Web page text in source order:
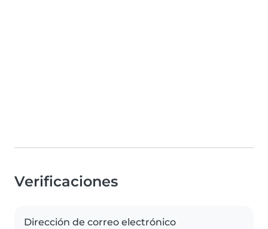
Verificaciones
Dirección de correo electrónico